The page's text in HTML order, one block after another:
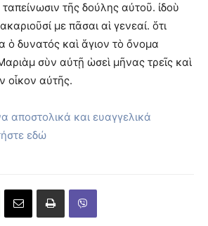
τῆς δούλης αὐτοῦ. ἰδοὺ
με πᾶσαι αἱ γενεαί. ὅτι
ὁ δυνατός καὶ ἅγιον τὸ ὄνομα
σὺν αὐτῇ ὡσεὶ μῆνας τρεῖς καὶ
οἶκον αὐτῆς.
αποστολικά και ευαγγελικά
εδώ